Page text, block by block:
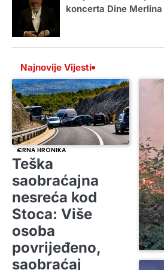
koncerta Dine Merlina
Najnovije Vijesti
CRNA HRONIKA
Teška
saobraćajna
nesreća kod
Stoca: Više
osoba
povrijeđeno,
saobraćaj